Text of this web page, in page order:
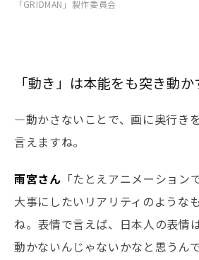
「GRIDMAN」製作委員会
「動き」は本能をも突き動か
―動かさないことで、画に奥行き
言えますね。
雨宮さん 「たとえアニメーション
大事にしたいリアリティのような
ね。表情で言えば、日本人の表情
動かないんじゃないかなと思うん